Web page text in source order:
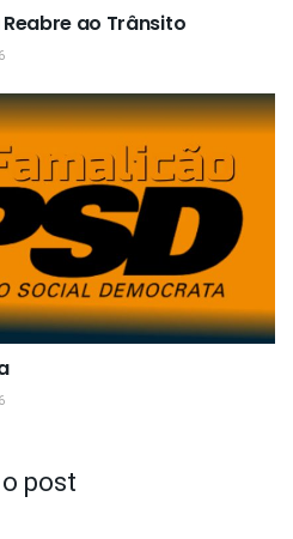
ao Trânsito
post